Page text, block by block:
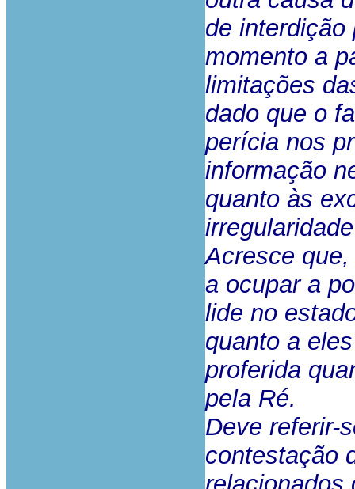
de interdição
momento a
limitações
dado que o
perícia nos
informação
quanto às
Acresce
a ocupar a
lide no
quanto a
proferida
pela Ré.
Deve referir-
contestação